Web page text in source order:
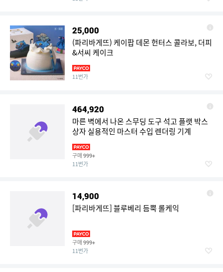
25,000
(파리바게뜨) 케이팝 데몬 헌터스 콜라보, 더피
&서씨 케이크
11번가
464,920
마른 벽에서 나온 스무딩 도구 석고 플랫 박스
상자 실용적인 마스터 수입 렌더링 기계
구매 999+
11번가
14,900
[파리바게뜨] 블루베리 듬뿍 롤케익
구매 999+
11번가